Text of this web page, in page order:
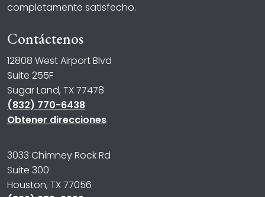
completamente satisfecho.
Contáctenos
12808 West Airport Blvd
Suite 255F
Sugar Land, TX 77478
(832) 770-6438
Obtener direcciones
3033 Chimney Rock Rd
Suite 300
Houston, TX 77056